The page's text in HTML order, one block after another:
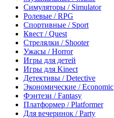
Симуляторы / Simulator
Ролевые / RPG
Спортивные / Sport
Квест / Quest
Стрелялки / Shooter
Ужасы / Horror
Игры для детей
Игры для Kinect
Детективы / Detective
Экономические / Economic
Фэнтези / Fantasy
Платформер / Platformer
Для вечеринок / Party